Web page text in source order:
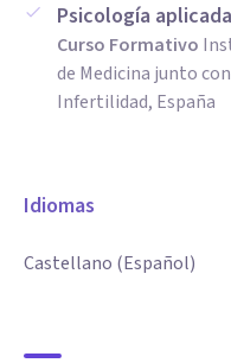
Psicología
Curso Formativo
de Medicina junto
Infertilidad, España
Idiomas
Castellano (Español)